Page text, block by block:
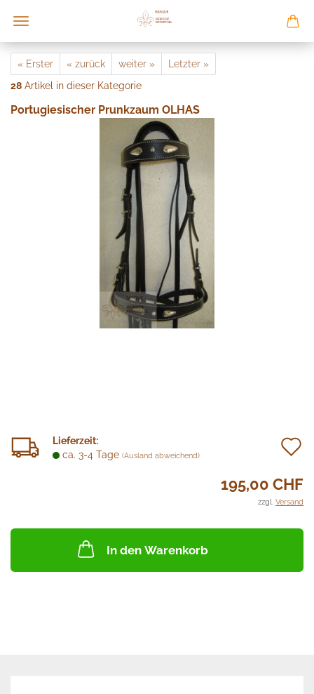
« Erster « zurück weiter »
Letzter »
28 Artikel in dieser Kategorie
Portugiesischer Prunkzaum OLHAS
Lieferzeit:
ca. 3-4 Tage (Ausland abweichend)
195,00 CHF
zzgl. Versand
In den Warenkorb